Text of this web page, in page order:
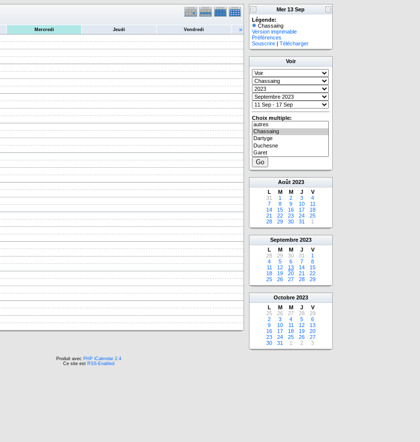
Mercredi Jeudi Vendredi »
Mer 13 Sep
Légende:
Chassaing
Version imprimable
Préférences
Souscrire | Télécharger
Voir
Choix multiple:
Août 2023
L
M M J
V
31
1 2 3
4
7
8 9 10
11
14
15 16 17
18
21
22 23 24
25
28
29 30 31 1
Septembre 2023
L
M M J
V
28
29 30 31
1
4
5 6 7
8
11
12 13 14
15
18
19 20 21
22
25
26 27 28 29
Octobre 2023
L
M M J
V
25
26 27 28
29
2
3 4 5
6
9
10 11 12
13
16
17 18 19
20
23
24 25 26
27
30
31 1 2 3
Produit avec PHP iCalendar 2.4
Ce site est RSS-Enabled